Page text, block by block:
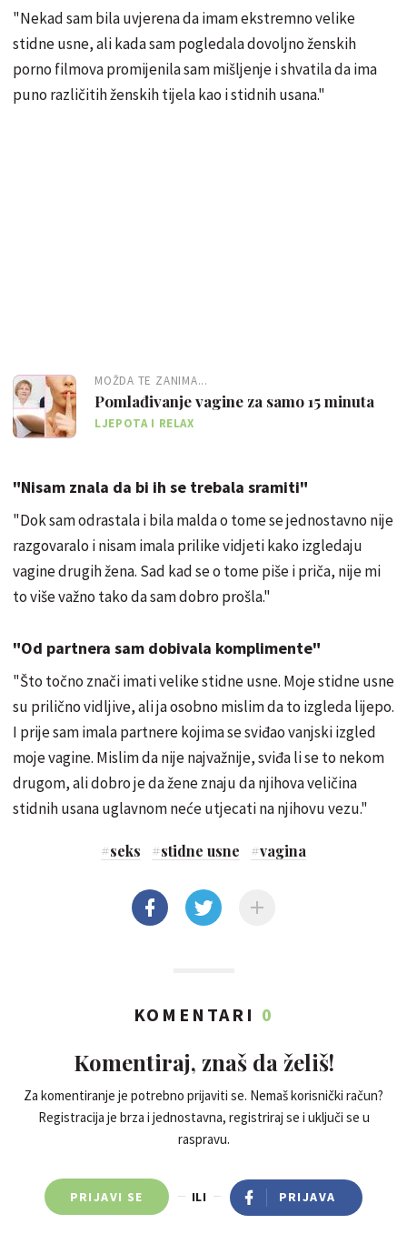
"Nekad sam bila uvjerena da imam ekstremno velike
stidne usne, ali kada sam pogledala dovoljno ženskih
porno filmova promijenila sam mišljenje i shvatila da ima
puno različitih ženskih tijela kao i stidnih usana."
MOŽDA TE ZANIMA...
Pomlađivanje vagine za samo 15 minuta
LJEPOTA I RELAX
"Nisam znala da bi ih se trebala sramiti"
"Dok sam odrastala i bila malda o tome se jednostavno nije
razgovaralo i nisam imala prilike vidjeti kako izgledaju
vagine drugih žena. Sad kad se o tome piše i priča, nije mi
to više važno tako da sam dobro prošla."
"Od partnera sam dobivala komplimente"
"Što točno znači imati velike stidne usne. Moje stidne usne
su prilično vidljive, ali ja osobno mislim da to izgleda lijepo.
I prije sam imala partnere kojima se sviđao vanjski izgled
moje vagine. Mislim da nije najvažnije, sviđa li se to nekom
drugom, ali dobro je da žene znaju da njihova veličina
stidnih usana uglavnom neće utjecati na njihovu vezu."
#seks #stidne usne #vagina
KOMENTARI 0
Komentiraj, znaš da želiš!
Za komentiranje je potrebno prijaviti se. Nemaš korisnički račun?
Registracija je brza i jednostavna, registriraj se i uključi se u
raspravu.
PRIJAVI SE ILI PRIJAVA